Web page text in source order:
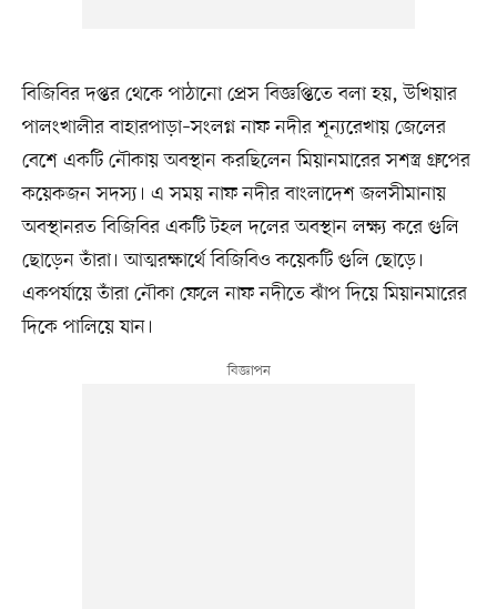
বিজিবির দপ্তর থেকে পাঠানো প্রেস বিজ্ঞপ্তিতে বলা হয়, উখিয়ার
পালংখালীর বাহারপাড়া–সংলগ্ন নাফ নদীর শূন্যরেখায় জেলের
বেশে একটি নৌকায় অবস্থান করছিলেন মিয়ানমারের সশস্ত্র গ্রুপের
কয়েকজন সদস্য। এ সময় নাফ নদীর বাংলাদেশ জলসীমানায়
অবস্থানরত বিজিবির একটি টহল দলের অবস্থান লক্ষ্য করে গুলি
ছোড়েন তাঁরা। আত্মরক্ষার্থে বিজিবিও কয়েকটি গুলি ছোড়ে।
একপর্যায়ে তাঁরা নৌকা ফেলে নাফ নদীতে ঝাঁপ দিয়ে মিয়ানমারের
দিকে পালিয়ে যান।